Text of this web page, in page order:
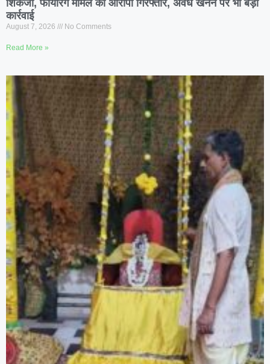
शिकंजा, फायरिंग मामले का आरोपी गिरफ्तार, अवैध खनन पर भी बड़ी
कार्रवाई
August 7, 2026 No Comments
Read More »